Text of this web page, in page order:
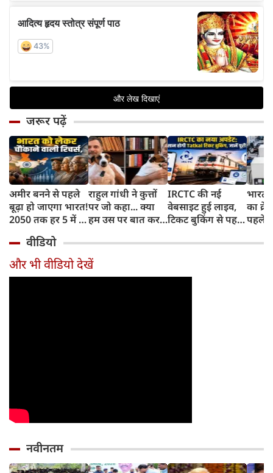
जरूर पढ़ें
अमीर बनने से पहले
बूढ़ा हो जाएगा भारत!
2050 तक हर 5 में 1
साल से ज्यादा उम्र का
राहुल गांधी ने कुत्तों
पर जो कहा... क्या
हम उस पर बात कर
IRCTC की नई
वेबसाइट हुई लाइव,
टिकट बुकिंग से पहले
काम, जानें पूरा
भारत
का
पहले
और
वीडियो
और भी वीडियो देखें
नवीनतम